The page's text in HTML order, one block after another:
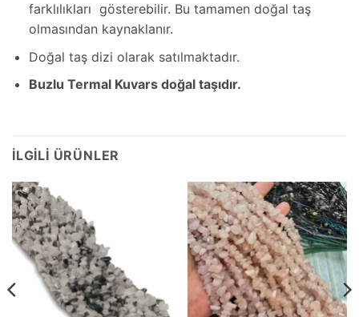
farklılıkları gösterebilir. Bu tamamen doğal taş
olmasından kaynaklanır.
Doğal taş dizi olarak satılmaktadır.
Buzlu Termal Kuvars doğal taşıdır.
İLGILI ÜRÜNLER